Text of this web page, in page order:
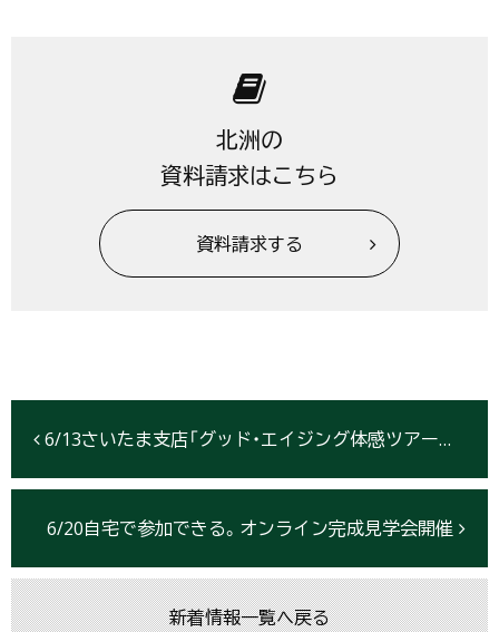
北洲の
資料請求はこちら
資料請求する
6/13さいたま支店「グッド・エイジング体感ツアー」開催
6/20自宅で参加できる。オンライン完成見学会開催
新着情報一覧へ戻る